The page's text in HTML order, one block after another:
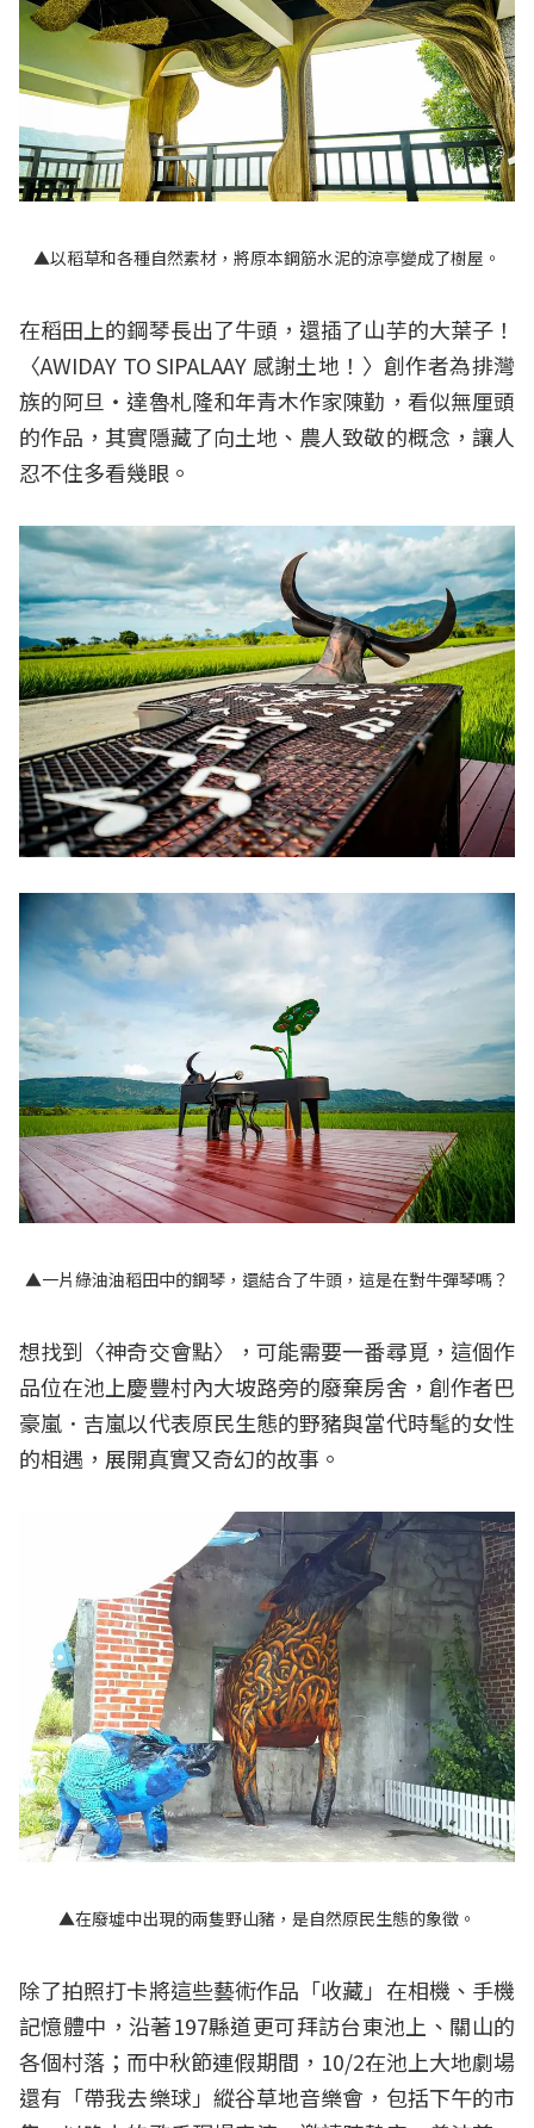
▲以稻草和各種自然素材，將原本鋼筋水泥的涼亭變成了樹屋。
在稻田上的鋼琴長出了牛頭，還插了山芋的大葉子！
〈AWIDAY TO SIPALAAY 感謝土地！〉創作者為排灣
族的阿旦‧達魯札隆和年青木作家陳勤，看似無厘頭
的作品，其實隱藏了向土地、農人致敬的概念，讓人
忍不住多看幾眼。
▲一片綠油油稻田中的鋼琴，還結合了牛頭，這是在對牛彈琴嗎？
想找到〈神奇交會點〉，可能需要一番尋覓，這個作
品位在池上慶豐村內大坡路旁的廢棄房舍，創作者巴
豪嵐．吉嵐以代表原民生態的野豬與當代時髦的女性
的相遇，展開真實又奇幻的故事。
▲在廢墟中出現的兩隻野山豬，是自然原民生態的象徵。
除了拍照打卡將這些藝術作品「收藏」在相機、手機
記憶體中，沿著197縣道更可拜訪台東池上、關山的
各個村落；而中秋節連假期間，10/2在池上大地劇場
還有「帶我去樂球」縱谷草地音樂會，包括下午的市